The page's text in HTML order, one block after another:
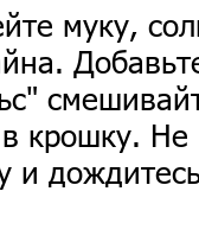
муку,
крошку.